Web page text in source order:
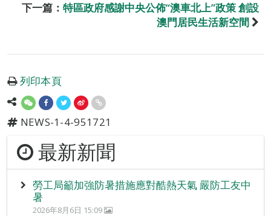
下一篇： 特區政府感謝中央公佈“澳車北上”政策 創設
澳門居民生活新空間
列印本頁
NEWS-1-4-951721
最新新聞
勞工局籲加強防暑措施應對酷熱天氣 嚴防工友中
暑
2026年8月6日 15:09